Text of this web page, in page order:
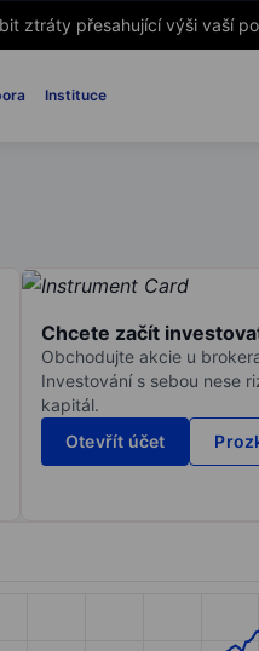
ztráty přesahující výši vaší
Instituce
Chcete začít
Obchodujte akcie u
Investování s sebou nese
kapitál.
Otevřít účet